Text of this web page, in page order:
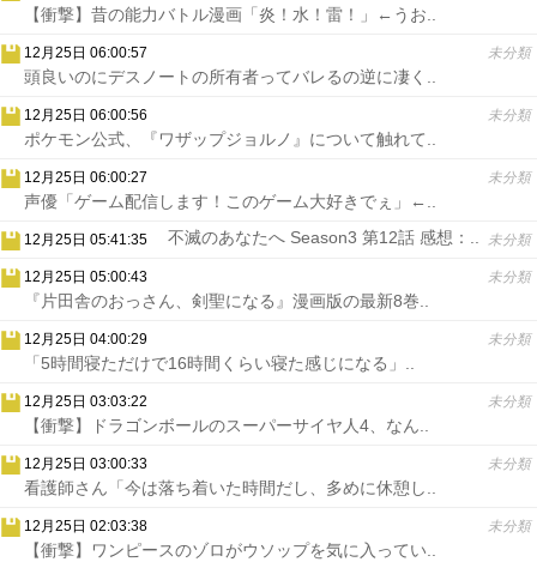
【衝撃】昔の能力バトル漫画「炎！水！雷！」←うお..
12月25日 06:00:57 未分類
頭良いのにデスノートの所有者ってバレるの逆に凄く..
12月25日 06:00:56 未分類
ポケモン公式、『ワザップジョルノ』について触れて..
12月25日 06:00:27 未分類
声優「ゲーム配信します！このゲーム大好きでぇ」←..
12月25日 05:41:35 未分類
不滅のあなたへ Season3 第12話 感想：..
12月25日 05:00:43 未分類
『片田舎のおっさん、剣聖になる』漫画版の最新8巻..
12月25日 04:00:29 未分類
「5時間寝ただけで16時間くらい寝た感じになる」..
12月25日 03:03:22 未分類
【衝撃】ドラゴンボールのスーパーサイヤ人4、なん..
12月25日 03:00:33 未分類
看護師さん「今は落ち着いた時間だし、多めに休憩し..
12月25日 02:03:38 未分類
【衝撃】ワンピースのゾロがウソップを気に入ってい..